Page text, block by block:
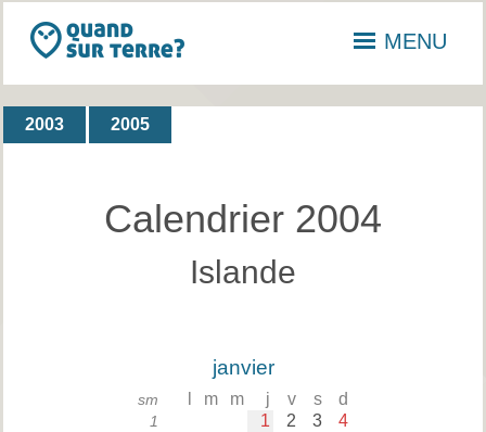
MENU
2003 2005
Calendrier 2004
Islande
janvier
sm m m j v s d
1 1 2 3 4